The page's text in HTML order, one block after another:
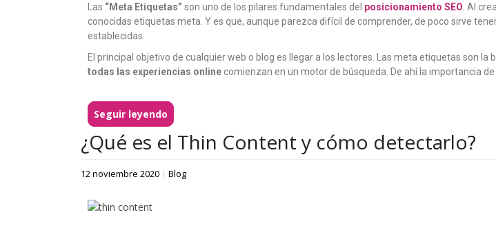
Las “Meta Etiquetas” son uno de los pilares fundamentales del posicionamiento SEO . Al
conocidas etiquetas meta. Y es que, aunque parezca difícil de comprender, de poco sirve
establecidas.
El principal objetivo de cualquier web o blog es llegar a los lectores. Las meta etiquetas son la
todas las experiencias online comienzan en un motor de búsqueda. De ahí la importancia
Seguir leyendo
¿Qué es el Thin Content y cómo detectarlo?
12 noviembre 2020 | Blog